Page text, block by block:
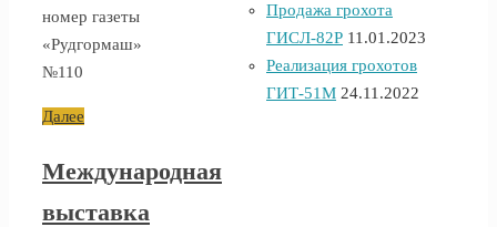
номер газеты
«Рудгормаш»
№110
Далее
Международная
выставка
Продажа грохота
ГИСЛ-82Р 11.01.2023
Реализация грохотов
ГИТ-51М 24.11.2022